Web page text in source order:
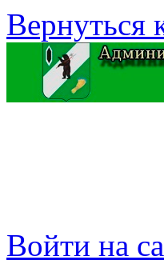
Вернуться
Войти на